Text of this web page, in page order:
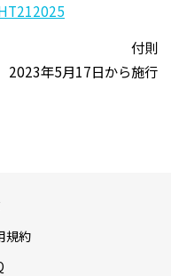
付則
2023年5月17日から施行
規約